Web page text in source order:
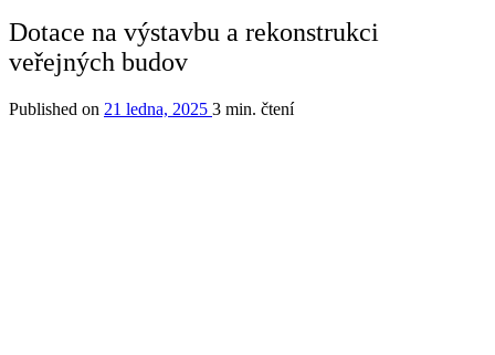
Dotace na výstavbu a rekonstrukci
veřejných budov
Published on 21 ledna, 2025 3 min. čtení